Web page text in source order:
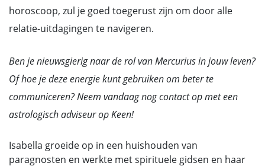
horoscoop, zul je goed toegerust zijn om door alle
relatie-uitdagingen te navigeren.
Ben je nieuwsgierig naar de rol van Mercurius in jouw leven?
Of hoe je deze energie kunt gebruiken om beter te
communiceren? Neem vandaag nog contact op met een
astrologisch adviseur op Keen!
Isabella groeide op in een huishouden van
paragnosten en werkte met spirituele gidsen en haar